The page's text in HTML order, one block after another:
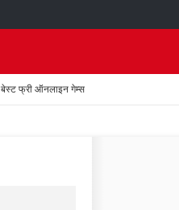
बेस्ट फ्री ऑनलाइन गेम्स